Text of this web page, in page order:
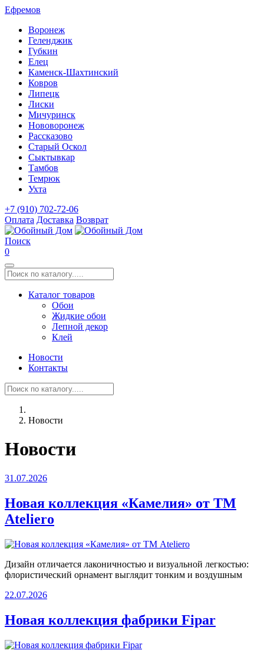
Ефремов
Воронеж
Геленджик
Губкин
Елец
Каменск-Шахтинский
Ковров
Липецк
Лиски
Мичуринск
Нововоронеж
Рассказово
Старый Оскол
Сыктывкар
Тамбов
Темрюк
Ухта
+7 (910) 702-72-06
Оплата Доставка Возврат
Поиск
0
Каталог товаров
Обои
Жидкие обои
Лепной декор
Клей
Новости
Контакты
Новости
Новости
31.07.2026
Новая коллекция «Камелия» от ТМ
Ateliero
Дизайн отличается лаконичностью и визуальной легкостью:
флористический орнамент выглядит тонким и воздушным
22.07.2026
Новая коллекция фабрики Fipar